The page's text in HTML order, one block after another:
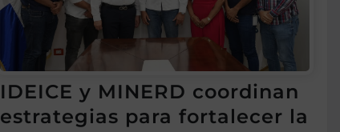
IDEICE y MINERD coordinan
estrategias para fortalecer la